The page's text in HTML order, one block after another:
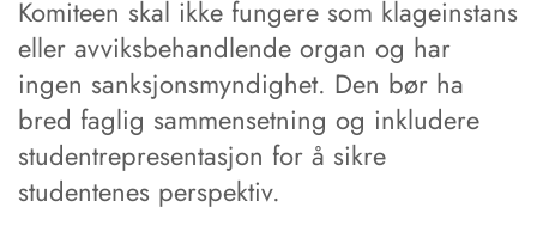
Komiteen skal ikke fungere som klageinstans
eller avviksbehandlende organ og har
ingen sanksjonsmyndighet. Den bør ha
bred faglig sammensetning og inkludere
studentrepresentasjon for å sikre
studentenes perspektiv.